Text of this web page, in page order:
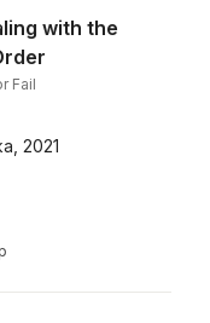
with the
Fail
2021